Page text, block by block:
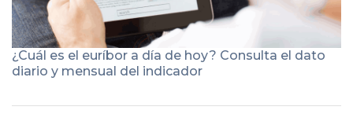
¿Cuál es el euríbor a día de hoy? Consulta el dato
diario y mensual del indicador